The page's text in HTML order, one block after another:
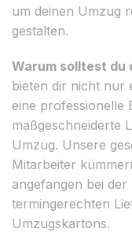
um deinen Umzug
gestalten.
Warum solltest du
bieten dir nicht nur
eine professionelle
maßgeschneiderte
Umzug. Unsere
Mitarbeiter
angefangen bei
termingerechten
Umzugskartons.